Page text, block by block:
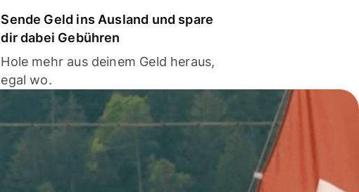
Sende Geld ins Ausland und spare
dir dabei Gebühren
Hole mehr aus deinem Geld heraus,
egal wo.